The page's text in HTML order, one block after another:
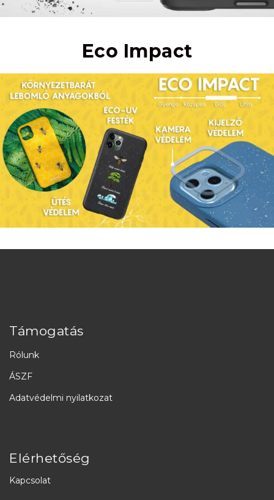
Eco Impact
Támogatás
Rólunk
ÁSZF
Adatvédelmi nyilatkozat
Elérhetőség
Kapcsolat